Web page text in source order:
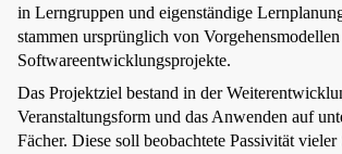
in Lerngruppen und eigenständige
stammen ursprünglich von
Softwareentwicklungsprojekte.
Das Projektziel bestand in der
Veranstaltungsform und das Anwenden auf
Fächer. Diese soll beobachtete Passivität vieler